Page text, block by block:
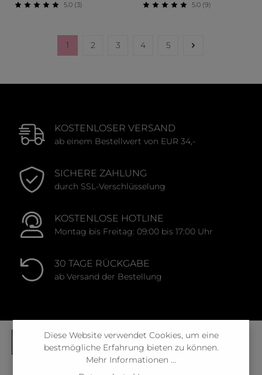
5.0 (3) 5.0 (9)
Seite
1 Seite
2 Seite
3 Seite
4 Seite
5
KOSTENLOSER VERSAND
ab einem Bestellwert von EUR 34,-
SICHERE ZAHLUNG
durch SSL-Verschlüsselung
KOSTENLOSE HOTLINE
Montag bis Freitag: 09:00 bis 17:00 Uhr
30 TAGE RÜCKGABE
ab Versand der Bestellung
Diese Website verwendet Cookies, um eine
bestmögliche Erfahrung bieten zu können.
Mehr Informationen ...